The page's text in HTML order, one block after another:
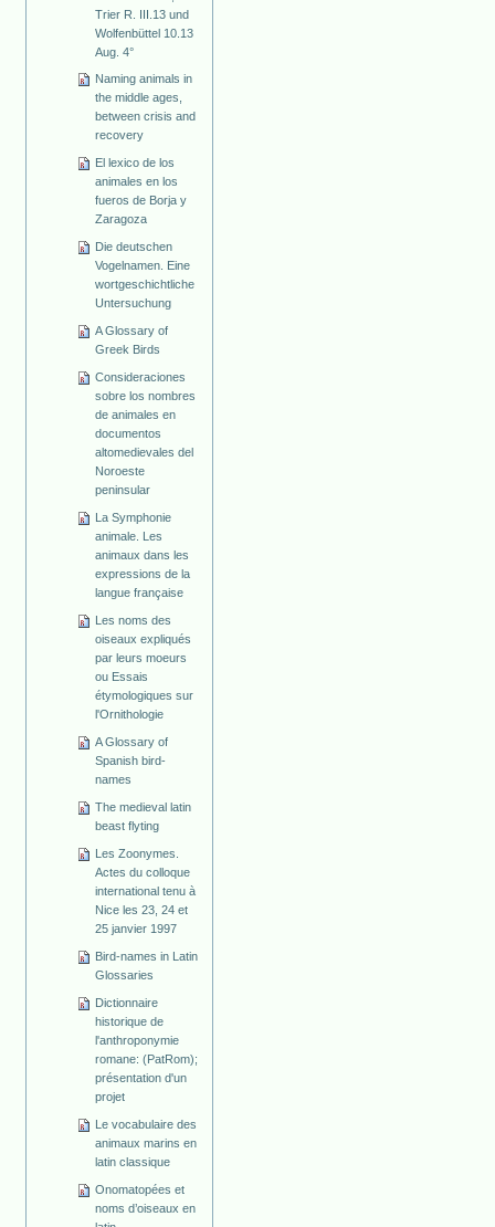
Trier R. III.13 und
Wolfenbüttel 10.13
Aug. 4°
Naming animals in
the middle ages,
between crisis and
recovery
El lexico de los
animales en los
fueros de Borja y
Zaragoza
Die deutschen
Vogelnamen. Eine
wortgeschichtliche
Untersuchung
A Glossary of
Greek Birds
Consideraciones
sobre los nombres
de animales en
documentos
altomedievales del
Noroeste
peninsular
La Symphonie
animale. Les
animaux dans les
expressions de la
langue française
Les noms des
oiseaux expliqués
par leurs moeurs
ou Essais
étymologiques sur
l'Ornithologie
A Glossary of
Spanish bird-
names
The medieval latin
beast flyting
Les Zoonymes.
Actes du colloque
international tenu à
Nice les 23, 24 et
25 janvier 1997
Bird-names in Latin
Glossaries
Dictionnaire
historique de
l'anthroponymie
romane: (PatRom);
présentation d'un
projet
Le vocabulaire des
animaux marins en
latin classique
Onomatopées et
noms d’oiseaux en